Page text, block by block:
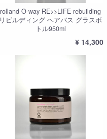
rolland O-way RE>>LIFE rebuilding
リビルディング ヘアバス グラスボ
トル950ml
¥ 14,300